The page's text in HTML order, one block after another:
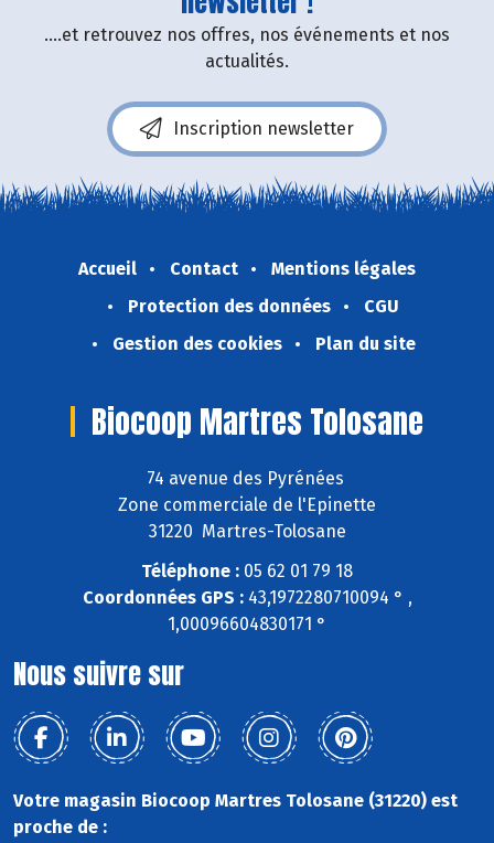
....et retrouvez nos offres, nos événements et nos
actualités.
Inscription newsletter
Accueil Contact
Mentions légales
Protection des données
CGU
Gestion des cookies
Plan du site
Biocoop Martres Tolosane
74 avenue des Pyrénées
Zone commerciale de l'Epinette
31220 Martres-Tolosane
Téléphone : 05 62 01 79 18
Coordonnées GPS :43,1972280710094 ° ,
1,00096604830171 °
Nous suivre sur
Votre magasin Biocoop Martres Tolosane (31220) est
proche de :